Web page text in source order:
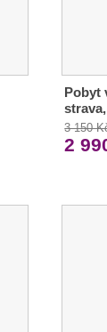
Pobyt
3 150
2